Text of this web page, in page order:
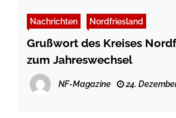
Nachrichten Nordfriesland
Grußwort des Kreises
zum Jahreswechsel
NF-Magazine 24.